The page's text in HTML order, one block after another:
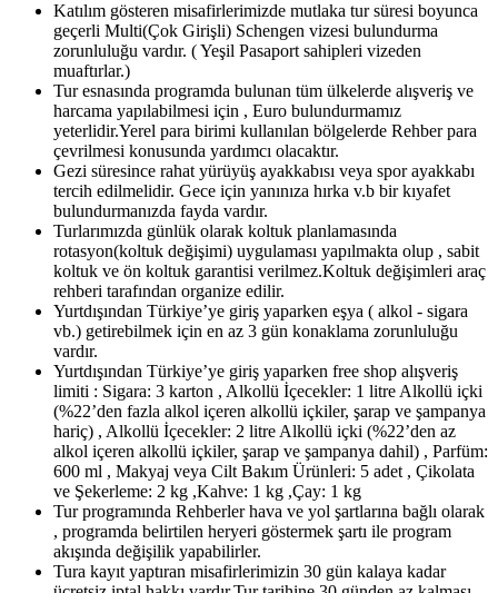
Katılım gösteren misafirlerimizde mutlaka tur süresi boyunca
geçerli Multi(Çok Girişli) Schengen vizesi bulundurma
zorunluluğu vardır. ( Yeşil Pasaport sahipleri vizeden
muaftırlar.)
Tur esnasında programda bulunan tüm ülkelerde alışveriş ve
harcama yapılabilmesi için , Euro bulundurmamız
yeterlidir.Yerel para birimi kullanılan bölgelerde Rehber para
çevrilmesi konusunda yardımcı olacaktır.
Gezi süresince rahat yürüyüş ayakkabısı veya spor ayakkabı
tercih edilmelidir. Gece için yanınıza hırka v.b bir kıyafet
bulundurmanızda fayda vardır.
Turlarımızda günlük olarak koltuk planlamasında
rotasyon(koltuk değişimi) uygulaması yapılmakta olup , sabit
koltuk ve ön koltuk garantisi verilmez.Koltuk değişimleri araç
rehberi tarafından organize edilir.
Yurtdışından Türkiye’ye giriş yaparken eşya ( alkol - sigara
vb.) getirebilmek için en az 3 gün konaklama zorunluluğu
vardır.
Yurtdışından Türkiye’ye giriş yaparken free shop alışveriş
limiti : Sigara: 3 karton , Alkollü İçecekler: 1 litre Alkollü içki
(%22’den fazla alkol içeren alkollü içkiler, şarap ve şampanya
hariç) , Alkollü İçecekler: 2 litre Alkollü içki (%22’den az
alkol içeren alkollü içkiler, şarap ve şampanya dahil) , Parfüm:
600 ml , Makyaj veya Cilt Bakım Ürünleri: 5 adet , Çikolata
ve Şekerleme: 2 kg ,Kahve: 1 kg ,Çay: 1 kg
Tur programında Rehberler hava ve yol şartlarına bağlı olarak
, programda belirtilen heryeri göstermek şartı ile program
akışında değişilik yapabilirler.
Tura kayıt yaptıran misafirlerimizin 30 gün kalaya kadar